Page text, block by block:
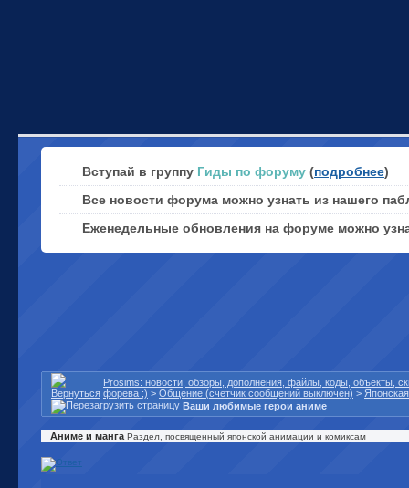
Вступай в группу Гиды по форуму (подробнее)
Все новости форума можно узнать из нашего
Еженедельные обновления на форуме можно
Prosims: новости, обзоры, дополнения, файлы, коды, объекты,
форева ;) > Общение (счетчик сообщений выключен) >
Ваши любимые герои аниме
Аниме и манга Раздел, посвященный японской анимации и комиксам